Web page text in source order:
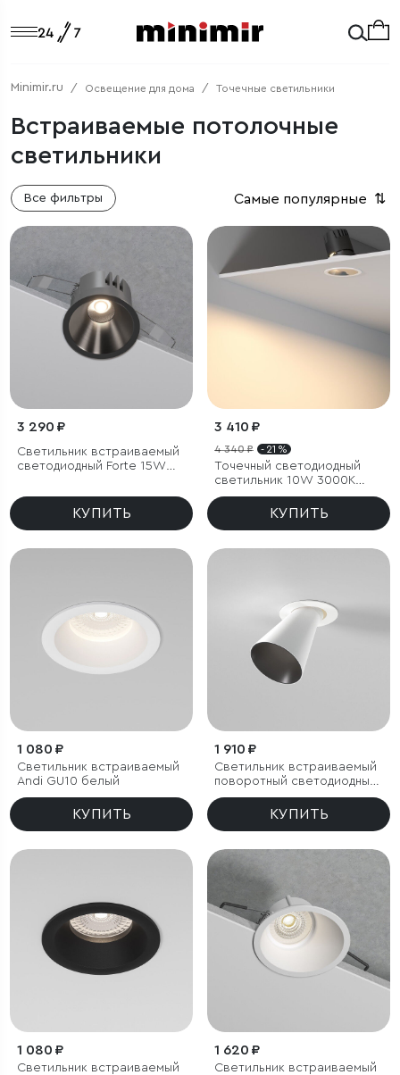
Minimir.ru Освещение для дома Точечные светильники
Встраиваемые потолочные
светильники
Все фильтры Самые популярные ⇅
3 290 ₽
Светильник встраиваемый
светодиодный Forte 15W
КУПИТЬ
3 410 ₽
4 340 ₽ - 21 %
Точечный светодиодный
светильник 10W 3000K
белый/хром
КУПИТЬ
1 080 ₽
Светильник встраиваемый
Andi GU10 белый
КУПИТЬ
1 910 ₽
Светильник встраиваемый
поворотный светодиодный
с антибликовой решеткой
Bell 8W 4000K белый
КУПИТЬ
1 080 ₽
Светильник встраиваемый
1 620 ₽
Светильник встраиваемый